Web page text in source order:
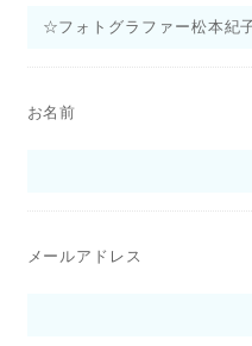
お名前
メールアドレス